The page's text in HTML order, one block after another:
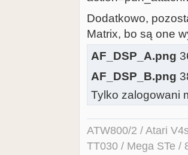
Dodatkowo,
Matrix, bo są one
AF_DSP_A.png
AF_DSP_B.png
Tylko zalogowani
ATW800/2 / Atari
TT030 / Mega STe /